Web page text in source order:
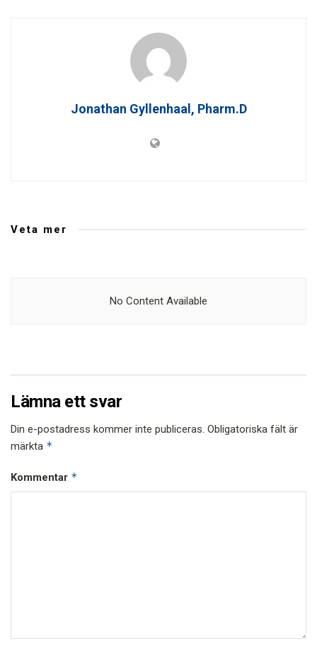
Jonathan Gyllenhaal, Pharm.D
Veta mer
No Content Available
Lämna ett svar
Din e-postadress kommer inte publiceras. Obligatoriska fält är
märkta *
Kommentar *